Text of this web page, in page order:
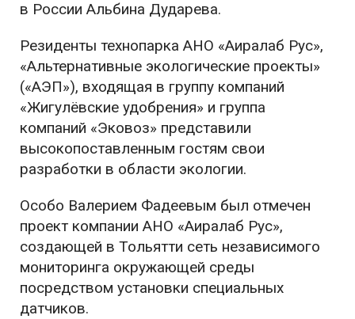
в России Альбина Дударева.
Резиденты технопарка АНО «Аиралаб Рус»,
«Альтернативные экологические проекты»
(«АЭП»), входящая в группу компаний
«Жигулёвские удобрения» и группа
компаний «Эковоз» представили
высокопоставленным гостям свои
разработки в области экологии.
Особо Валерием Фадеевым был отмечен
проект компании АНО «Аиралаб Рус»,
создающей в Тольятти сеть независимого
мониторинга окружающей среды
посредством установки специальных
датчиков.